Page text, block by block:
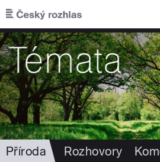
Přejít k hlavnímu obsahu
Příroda Rozhovory